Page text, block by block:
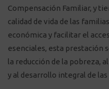
Compensación Familiar, y
calidad de vida de las
económica y facilitar el
esenciales, esta prestación
la reducción de la pobreza,
y al desarrollo integral de